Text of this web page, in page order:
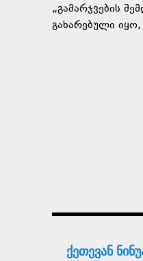
„გამარჯვების
გახარებული
ქეთევან